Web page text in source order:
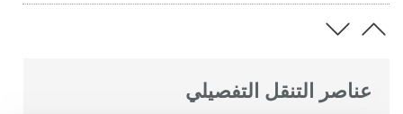
عناصر التنقل التفصيلي